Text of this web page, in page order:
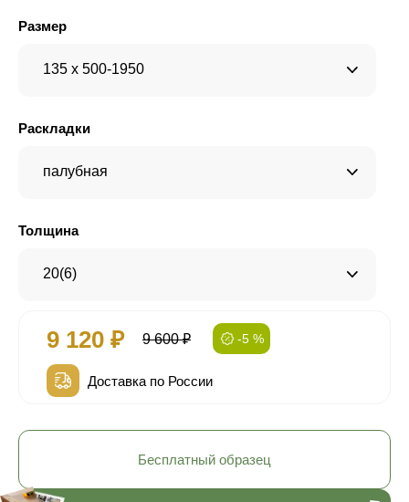
Размер
135 x 500-1950
Раскладки
палубная
Толщина
20(6)
9 120 ₽ 9 600 ₽ -5 %
Доставка по России
Бесплатный образец